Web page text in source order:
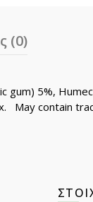
(0)
5%,
May contain